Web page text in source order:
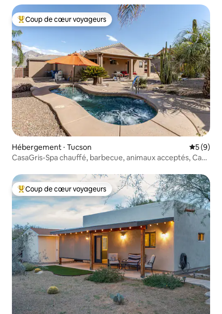
Coups de cœur voyageurs les plus appréciés
Coup de cœur voyageurs
Hébergement ⋅ Tucson
5 (9)
CasaGris-Spa chauffé, barbecue, animaux acceptés, Casa
Coups de cœur voyageurs les plus appréciés
Coup de cœur voyageurs